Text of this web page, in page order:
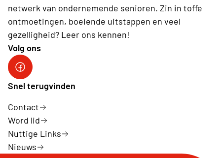
netwerk van ondernemende senioren. Zin in toffe
ontmoetingen, boeiende uitstappen en veel
gezelligheid? Leer ons kennen!
Volg ons
Facebook Neos Groot Brecht
Snel terugvinden
Contact
Word lid
Nuttige Links
Nieuws